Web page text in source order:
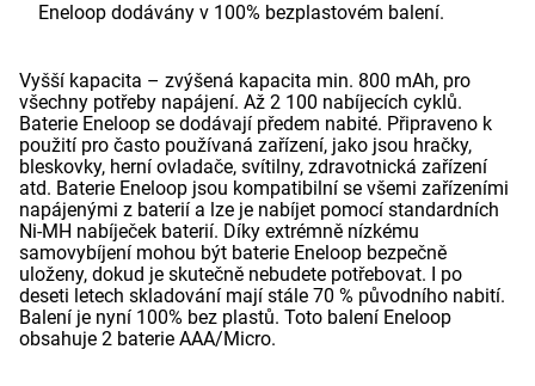
Eneloop dodávány v 100% bezplastovém balení.
Vyšší kapacita – zvýšená kapacita min. 800 mAh, pro
všechny potřeby napájení. Až 2 100 nabíjecích cyklů.
Baterie Eneloop se dodávají předem nabité. Připraveno k
použití pro často používaná zařízení, jako jsou hračky,
bleskovky, herní ovladače, svítilny, zdravotnická zařízení
atd. Baterie Eneloop jsou kompatibilní se všemi zařízeními
napájenými z baterií a lze je nabíjet pomocí standardních
Ni-MH nabíječek baterií. Díky extrémně nízkému
samovybíjení mohou být baterie Eneloop bezpečně
uloženy, dokud je skutečně nebudete potřebovat. I po
deseti letech skladování mají stále 70 % původního nabití.
Balení je nyní 100% bez plastů. Toto balení Eneloop
obsahuje 2 baterie AAA/Micro.